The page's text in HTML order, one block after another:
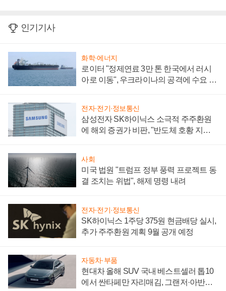
인기기사
화학·에너지
로이터 "정제연료 3만 톤 한국에서 러시
아로 이동", 우크라이나의 공격에 수요 늘
전자·전기·정보통신
삼성전자 SK하이닉스 소극적 주주환원
에 해외 증권가 비판, "반도체 호황 지속
사회
미국 법원 "트럼프 정부 풍력 프로젝트 동
결 조치는 위법", 해제 명령 내려
전자·전기·정보통신
SK하이닉스 1주당 375원 현금배당 실시,
추가 주주환원 계획 9월 공개 예정
자동차·부품
현대차 올해 SUV 국내 베스트셀러 톱10
에서 싼타페만 자리매김, 그랜저·아반떼